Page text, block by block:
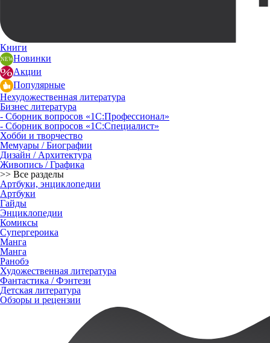
Книги
Новинки
Акции
Популярные
Нехудожественная литература
Бизнес литература
- Сборник вопросов «1С:Профессионал»
- Сборник вопросов «1С:Специалист»
Хобби и творчество
Мемуары / Биографии
Дизайн / Архитектура
Живопись / Графика
>> Все разделы
Артбуки, энциклопедии
Артбуки
Гайды
Энциклопедии
Комиксы
Супергероика
Манга
Манга
Ранобэ
Художественная литература
Фантастика / Фэнтези
Детская литература
Обзоры и рецензии